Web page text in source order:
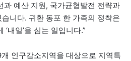
과 예산 지원, 국가균형발전 전략과
니다. 귀환 동포 한 가족의 정착은
내일’을 심는 일입니다.”
인구감소지역을 대상으로 지역특